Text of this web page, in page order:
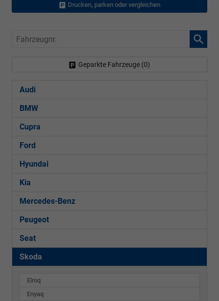
Drucken, parken oder vergleichen
Fahrzeugnr.
Geparkte Fahrzeuge (0)
Audi
BMW
Cupra
Ford
Hyundai
Kia
Mercedes-Benz
Peugeot
Seat
Skoda
Elroq
Enyaq